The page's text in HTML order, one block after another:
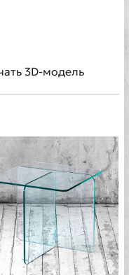
3D-модель